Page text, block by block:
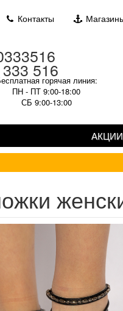
Контакты
516
горячая линия:
ПН - ПТ 9:00-18:00
СБ 9:00-13:00
АКЦИИ